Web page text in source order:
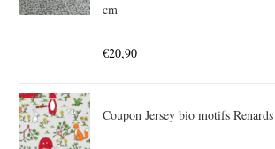
cm
€20,90
Coupon Jersey bio motifs